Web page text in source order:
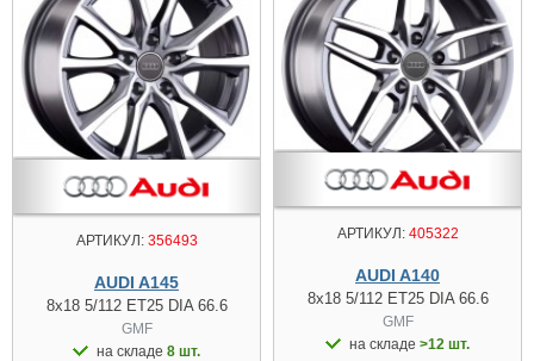
АРТИКУЛ:356493
AUDI A145
8x18 5/112 ET25 DIA 66.6
GMF
на складе 8 шт.
АРТИКУЛ:405322
AUDI A140
8x18 5/112 ET25 DIA 66.6
GMF
на складе >12 шт.